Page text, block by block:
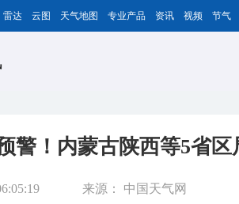
雷达 云图 天气地图 专业产品 资讯 视频 节气
警！内蒙古陕西等5省
来源： 中国天气网